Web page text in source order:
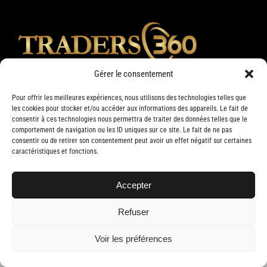
Gérer le consentement
Pour offrir les meilleures expériences, nous utilisons des technologies telles que
les cookies pour stocker et/ou accéder aux informations des appareils. Le fait de
consentir à ces technologies nous permettra de traiter des données telles que le
comportement de navigation ou les ID uniques sur ce site. Le fait de ne pas
consentir ou de retirer son consentement peut avoir un effet négatif sur certaines
caractéristiques et fonctions.
Accepter
Refuser
Voir les préférences
Copyright 2019 Traders 360 | Tous droits réservés | Conception web par
Delisoft